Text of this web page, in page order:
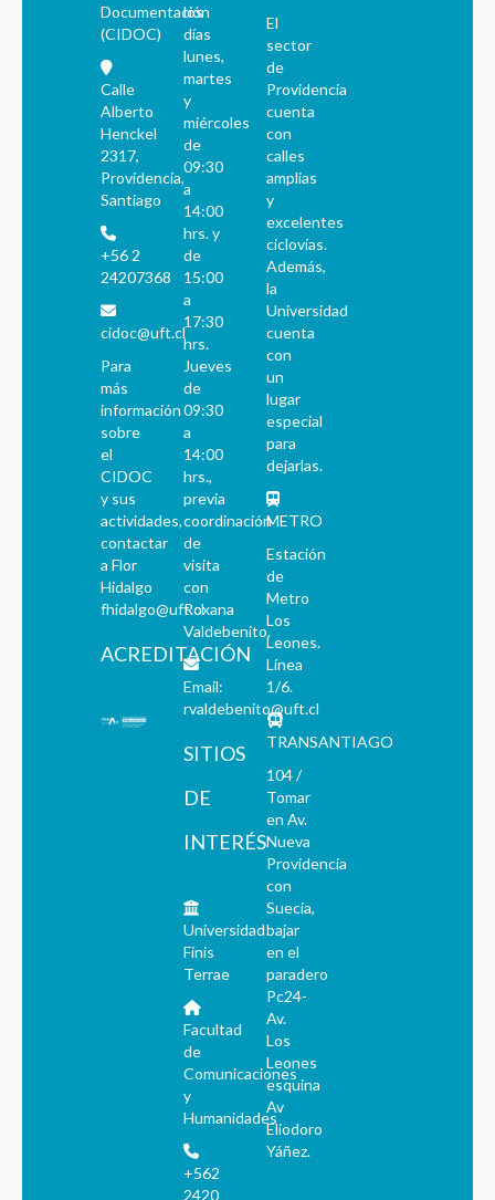
Documentación
(CIDOC)
Calle
Alberto
Henckel
2317,
Providencia,
Santiago
+56 2
24207368
cidoc@uft.cl
Para
más
información
sobre
el
CIDOC
y sus
actividades,
contactar
a Flor
Hidalgo
fhidalgo@uft.cl
ACREDITACIÓN
los
días
lunes,
martes
y
miércoles
de
09:30
a
14:00
hrs. y
de
15:00
a
17:30
hrs.
Jueves
de
09:30
a
14:00
hrs.,
previa
coordinación
de
visita
con
Roxana
Valdebenito.
Email:
rvaldebenito@uft.cl
SITIOS
DE
INTERÉS
Universidad
Finis
Terrae
Facultad
de
Comunicaciones
y
Humanidades
+562
2420
El
sector
de
Providencia
cuenta
con
calles
amplias
y
excelentes
ciclovías.
Además,
la
Universidad
cuenta
con
un
lugar
especial
para
dejarlas.
METRO
Estación
de
Metro
Los
Leones.
Línea
1/6.
TRANSANTIAGO
104 /
Tomar
en Av.
Nueva
Providencia
con
Suecia,
bajar
en el
paradero
Pc24-
Av.
Los
Leones
esquina
Av
Eliodoro
Yáñez.